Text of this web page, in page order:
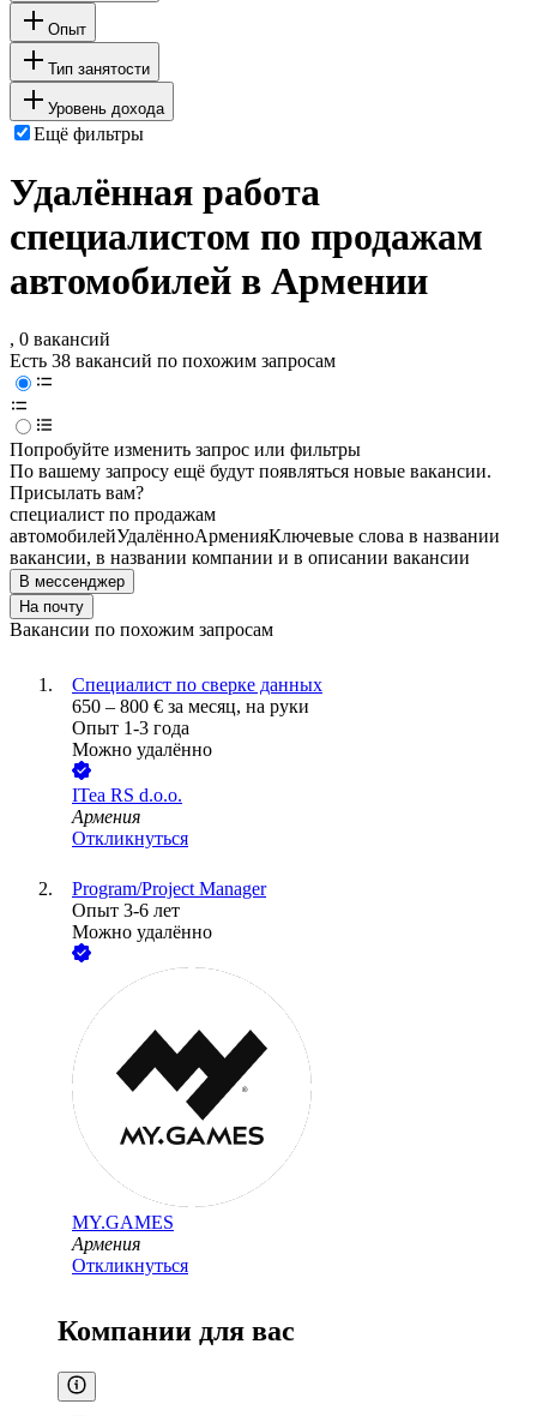
Опыт
Тип занятости
Уровень дохода
Ещё фильтры
Удалённая работа
специалистом по продажам
автомобилей в Армении
, 0 вакансий
Есть 38 вакансий по похожим запросам
Попробуйте изменить запрос или фильтры
По вашему запросу ещё будут появляться новые вакансии.
Присылать вам?
специалист по продажам
автомобилейУдалённоАрменияКлючевые слова в названии
вакансии, в названии компании и в описании вакансии
В мессенджер
На почту
Вакансии по похожим запросам
Специалист по сверке данных
650 – 800 € за месяц, на руки
Опыт 1-3 года
Можно удалённо
ITea RS d.o.o.
Армения
Откликнуться
Program/Project Manager
Опыт 3-6 лет
Можно удалённо
MY.GAMES
Армения
Откликнуться
Компании для вас